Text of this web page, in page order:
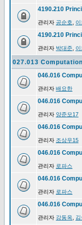
4190.210
관리자 공순호 이
4190.210
관리자 박대준 이
027.013
046.016
관리자 배요한
046.016
관리자 양준모17
046.016
관리자 조상우15
046.016
관리자 로파스
046.016
관리자 로파스
046.016
관리자 강동옥